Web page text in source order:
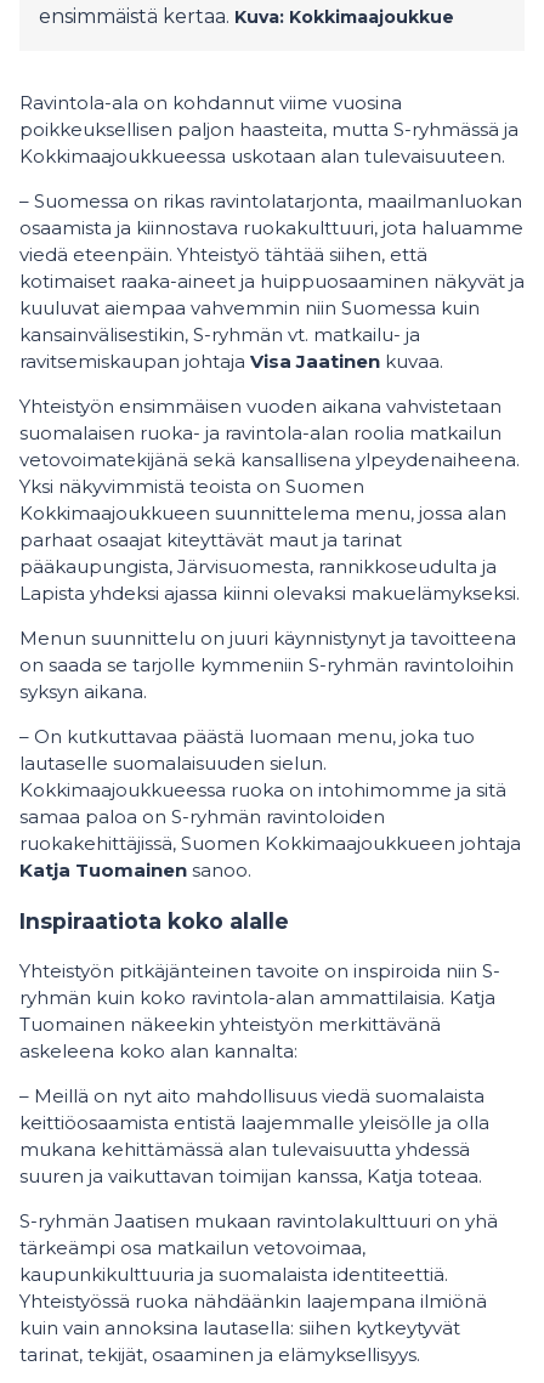
ensimmäistä kertaa. Kuva: Kokkimaajoukkue
Ravintola-ala on kohdannut viime vuosina
poikkeuksellisen paljon haasteita, mutta S-ryhmässä ja
Kokkimaajoukkueessa uskotaan alan tulevaisuuteen.
– Suomessa on rikas ravintolatarjonta, maailmanluokan
osaamista ja kiinnostava ruokakulttuuri, jota haluamme
viedä eteenpäin. Yhteistyö tähtää siihen, että
kotimaiset raaka-aineet ja huippuosaaminen näkyvät ja
kuuluvat aiempaa vahvemmin niin Suomessa kuin
kansainvälisestikin, S-ryhmän vt. matkailu- ja
ravitsemiskaupan johtaja Visa Jaatinen kuvaa.
Yhteistyön ensimmäisen vuoden aikana vahvistetaan
suomalaisen ruoka- ja ravintola-alan roolia matkailun
vetovoimatekijänä sekä kansallisena ylpeydenaiheena.
Yksi näkyvimmistä teoista on Suomen
Kokkimaajoukkueen suunnittelema menu, jossa alan
parhaat osaajat kiteyttävät maut ja tarinat
pääkaupungista, Järvisuomesta, rannikkoseudulta ja
Lapista yhdeksi ajassa kiinni olevaksi makuelämykseksi.
Menun suunnittelu on juuri käynnistynyt ja tavoitteena
on saada se tarjolle kymmeniin S-ryhmän ravintoloihin
syksyn aikana.
– On kutkuttavaa päästä luomaan menu, joka tuo
lautaselle suomalaisuuden sielun.
Kokkimaajoukkueessa ruoka on intohimomme ja sitä
samaa paloa on S-ryhmän ravintoloiden
ruokakehittäjissä, Suomen Kokkimaajoukkueen johtaja
Katja Tuomainen sanoo.
Inspiraatiota koko alalle
Yhteistyön pitkäjänteinen tavoite on inspiroida niin S-
ryhmän kuin koko ravintola-alan ammattilaisia. Katja
Tuomainen näkeekin yhteistyön merkittävänä
askeleena koko alan kannalta:
– Meillä on nyt aito mahdollisuus viedä suomalaista
keittiöosaamista entistä laajemmalle yleisölle ja olla
mukana kehittämässä alan tulevaisuutta yhdessä
suuren ja vaikuttavan toimijan kanssa, Katja toteaa.
S-ryhmän Jaatisen mukaan ravintolakulttuuri on yhä
tärkeämpi osa matkailun vetovoimaa,
kaupunkikulttuuria ja suomalaista identiteettiä.
Yhteistyössä ruoka nähdäänkin laajempana ilmiönä
kuin vain annoksina lautasella: siihen kytkeytyvät
tarinat, tekijät, osaaminen ja elämyksellisyys.